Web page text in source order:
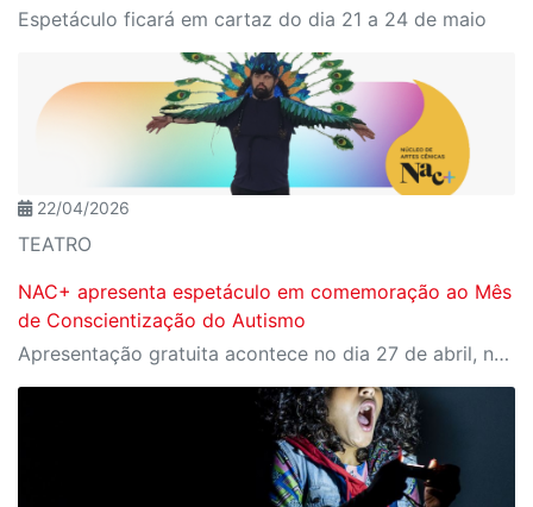
Espetáculo ficará em cartaz do dia 21 a 24 de maio
22/04/2026
TEATRO
NAC+ apresenta espetáculo em comemoração ao Mês
de Conscientização do Autismo
Apresentação gratuita acontece no dia 27 de abril, no Centro Cultural Sesi São José dos Campos